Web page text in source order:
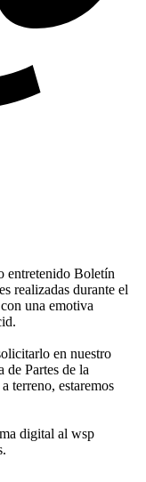
entretenido Boletín
realizadas durante el
una emotiva
en nuestro
de Partes de la
terreno, estaremos
digital al wsp